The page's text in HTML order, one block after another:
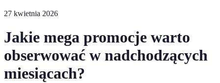
27 kwietnia 2026
Jakie mega promocje warto
obserwować w nadchodzących
miesiącach?